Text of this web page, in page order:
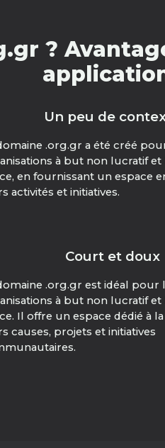
?
Un peu de
.org.gr a été créé
à but non lucratif et
en fournissant un espace
activités et initiatives.
Court et doux
.org.gr est idéal pour
à but non lucratif et
Il offre un espace dédié à
causes, projets et initiatives